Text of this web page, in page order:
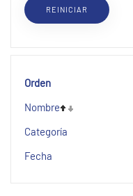
Orden
Nombre
Categoría
Fecha